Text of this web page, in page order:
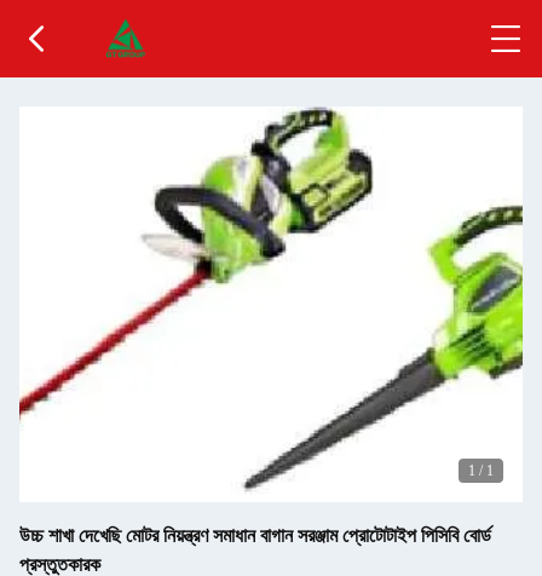
1 / 1
উচ্চ শাখা দেখেছি মোটর নিয়ন্ত্রণ সমাধান বাগান সরঞ্জাম প্রোটোটাইপ পিসিবি বোর্ড
প্রস্তুতকারক